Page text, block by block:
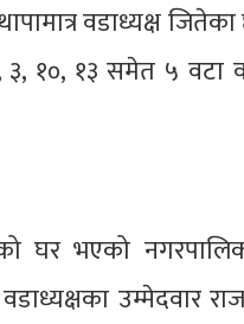
वडाध्यक्ष
३, १०, १३ समेत ५
घर भएको
उम्मेदवार